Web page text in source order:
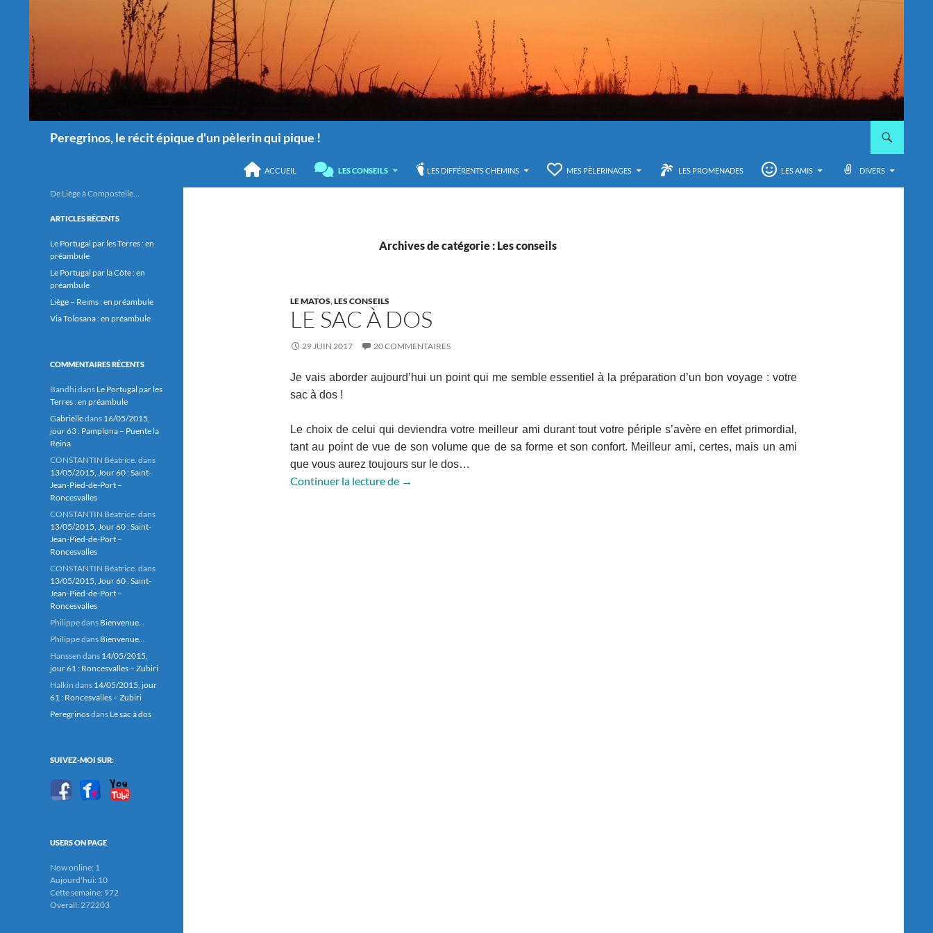
Peregrinos, le récit épique d'un pèlerin qui pique !
ACCUEIL
LES CONSEILS LES DIFFÉRENTS CHEMINS MES PÈLERINAGES LES PROMENADES LES AMIS DIVERS
Archives de catégorie : Les conseils
LE MATOS,LES CONSEILS
LE SAC À DOS
29 JUIN 2017 20 COMMENTAIRES
Je vais aborder aujourd’hui un point qui me semble essentiel à la préparation d’un bon voyage : votre
sac à dos !
Le choix de celui qui deviendra votre meilleur ami durant tout votre périple s’avère en effet primordial,
tant au point de vue de son volume que de sa forme et son confort. Meilleur ami, certes, mais un ami
que vous aurez toujours sur le dos…
Continuer la lecture de Le sac à dos
→
De Liège à Compostelle…
ARTICLES RÉCENTS
Le Portugal par les Terres : en
préambule
Le Portugal par la Côte : en
préambule
Liège – Reims : en préambule
Via Tolosana : en préambule
COMMENTAIRES RÉCENTS
Bandhidans Le Portugal par les
Terres : en préambule
Gabrielledans 16/05/2015,
jour 63 : Pamplona – Puente la
Reina
CONSTANTIN Béatrice. dans
13/05/2015, Jour 60 : Saint-
Jean-Pied-de-Port –
Roncesvalles
CONSTANTIN Béatrice. dans
13/05/2015, Jour 60 : Saint-
Jean-Pied-de-Port –
Roncesvalles
CONSTANTIN Béatrice. dans
13/05/2015, Jour 60 : Saint-
Jean-Pied-de-Port –
Roncesvalles
Philippedans Bienvenue…
Philippedans Bienvenue…
Hanssen dans 14/05/2015,
jour 61 : Roncesvalles – Zubiri
Halkin dans 14/05/2015, jour
61 : Roncesvalles – Zubiri
Peregrinosdans Le sac à dos
SUIVEZ-MOI SUR:
USERS ON PAGE
Now online: 1
Aujourd'hui: 10
Cette semaine: 972
Overall: 272203